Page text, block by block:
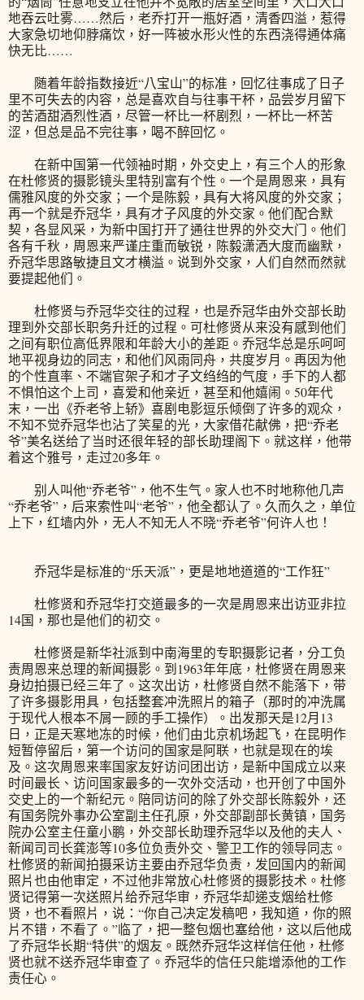
地吞云吐雾……然后，老乔打开一瓶好酒，清香四溢，惹得
大家急切地仰脖痛饮，好一阵被水形火性的东西浇得通体痛
快无比……
随着年龄指数接近“八宝山”的标准，回忆往事成了日子
里不可失去的内容，总是喜欢自与往事干杯，品尝岁月留下
的苦酒甜酒烈性酒，尽管一杯比一杯剧烈，一杯比一杯苦
涩，但总是品不完往事，喝不醉回忆。
在新中国第一代领袖时期，外交史上，有三个人的形象
在杜修贤的摄影镜头里特别富有个性。一个是周恩来，具有
儒雅风度的外交家；一个是陈毅，具有大将风度的外交家；
再一个就是乔冠华，具有才子风度的外交家。他们配合默
契，各显风采，为新中国打开了通往世界的外交大门。他们
各有千秋，周恩来严谨庄重而敏锐，陈毅潇洒大度而幽默，
乔冠华思路敏捷且文才横溢。说到外交家，人们自然而然就
要提起他们。
杜修贤与乔冠华交往的过程，也是乔冠华由外交部长助
理到外交部长职务升迁的过程。可杜修贤从来没有感到他们
之间有职位高低界限和年龄大小的差距。乔冠华总是乐呵呵
地平视身边的同志，和他们风雨同舟，共度岁月。再因为他
的个性直率、不端官架子和才子文绉绉的气度，手下的人都
不惧怕这个上司，喜爱和他亲近，甚至和他嬉闹。50年代
末，一出《乔老爷上轿》喜剧电影逗乐倾倒了许多的观众，
不知不觉乔冠华也沾了笑星的光，大家借花献佛，把“乔老
爷”美名送给了当时还很年轻的部长助理阁下。就这样，他带
着这个雅号，走过20多年。
别人叫他“乔老爷”，他不生气。家人也不时地称他几声
“乔老爷”，后来索性叫“老爷”，他全都认了。久而久之，单位
上下，红墙内外，无人不知无人不晓“乔老爷”何许人也！
乔冠华是标准的“乐天派”，更是地地道道的“工作狂”
杜修贤和乔冠华打交道最多的一次是周恩来出访亚非拉
14国，那也是他们的初交。
杜修贤是新华社派到中南海里的专职摄影记者，分工负
责周恩来总理的新闻摄影。到1963年年底，杜修贤在周恩来
身边拍摄已经三年了。这次出访，杜修贤自然不能落下，带
了许多摄影用具，包括整套冲洗照片的箱子（那时的冲洗属
于现代人根本不屑一顾的手工操作）。出发那天是12月13
日，正是天寒地冻的时候，他们由北京机场起飞，在昆明作
短暂停留后，第一个访问的国家是阿联，也就是现在的埃
及。这次周恩来率国家友好访问团出访，是新中国成立以来
时间最长、访问国家最多的一次外交活动，也开创了中国外
交史上的一个新纪元。陪同访问的除了外交部长陈毅外，还
有国务院外事办公室副主任孔原，外交部副部长黄镇，国务
院办公室主任童小鹏，外交部长助理乔冠华以及他的夫人、
新闻司司长龚澎等10多位负责外交、警卫工作的领导同志。
杜修贤的新闻拍摄采访主要由乔冠华负责，发回国内的新闻
照片也由他审定，不过他非常放心杜修贤的摄影技术。杜修
贤记得第一次送照片给乔冠华审，乔冠华却递支烟给杜修
贤，也不看照片，说：“你自己决定发稿吧，我知道，你的照
片不错，不看了。”临了，把一整包烟也塞给他，这以后他成
了乔冠华长期“特供”的烟友。既然乔冠华这样信任他，杜修
贤也就不送乔冠华审查了。乔冠华的信任只能增添他的工作
责任心。